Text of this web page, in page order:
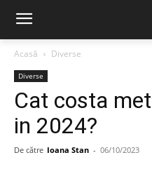
Acasă Diverse
Diverse
Cat costa
in 2024?
De către Ioana Stan - 06/10/2023